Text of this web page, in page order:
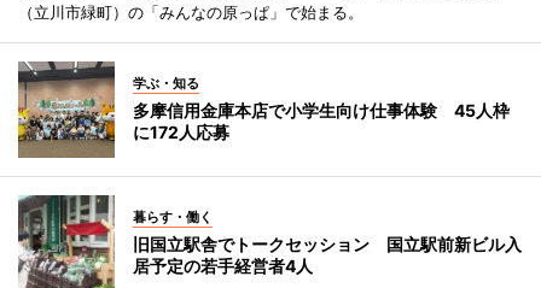
（立川市緑町）の「みんなの原っぱ」で始まる。
学ぶ・知る
多摩信用金庫本店で小学生向け仕事体験 45人枠
に172人応募
暮らす・働く
旧国立駅舎でトークセッション 国立駅前新ビル入
居予定の若手経営者4人